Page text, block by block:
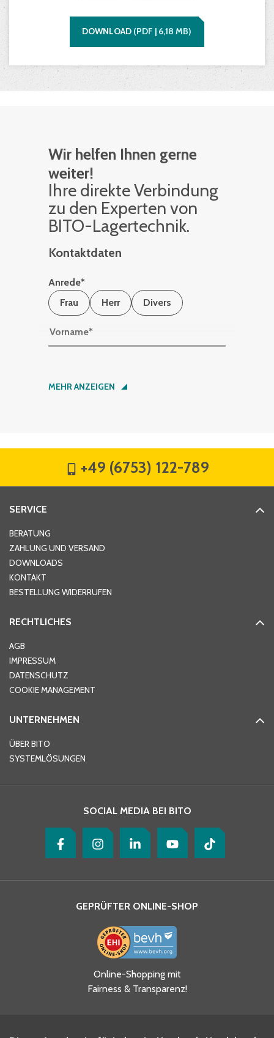
DOWNLOAD (PDF | 6,18 MB)
Wir helfen Ihnen gerne
weiter!
Ihre di­rek­te Ver­bin­dung
zu den Ex­per­ten von
BITO-La­ger­tech­nik.
Kontaktdaten
Anrede*
Frau
Herr Divers
Vorname*
Nachname*
Hausnummer
Ort*
Telefon
Ja, ich habe die
Datenschutzhinweise gelesen
und akzeptiere diese.
MEHR ANZEIGEN
+49 (6753) 122-789
SERVICE
BERATUNG
ZAHLUNG UND VERSAND
DOWNLOADS
KONTAKT
BESTELLUNG WIDERRUFEN
RECHTLICHES
AGB
IMPRESSUM
DATENSCHUTZ
COOKIE MANAGEMENT
UNTERNEHMEN
ÜBER BITO
SYSTEMLÖSUNGEN
SOCIAL MEDIA BEI BITO
GEPRÜFTER ONLINE-SHOP
Online-Shopping mit
Fairness & Transparenz!